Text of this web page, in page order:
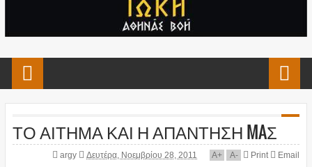
ΤΟ ΑΙΤΗΜΑ ΚΑΙ Η ΑΠΑΝΤΗΣΗ MAΣ
argy Δευτέρα, Νοεμβρίου 28, 2011 A+ A- Print Email